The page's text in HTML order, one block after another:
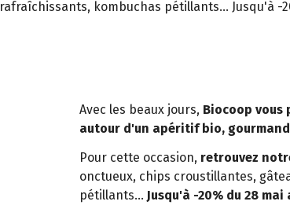
rafraîchissants, kombuchas pétillants... Jusqu'à -
Avec les beaux jours, Biocoop vous
autour d'un apéritif bio,
Pour cette occasion, retrouvez
onctueux, chips croustillantes,
pétillants... Jusqu'à -20% du 28